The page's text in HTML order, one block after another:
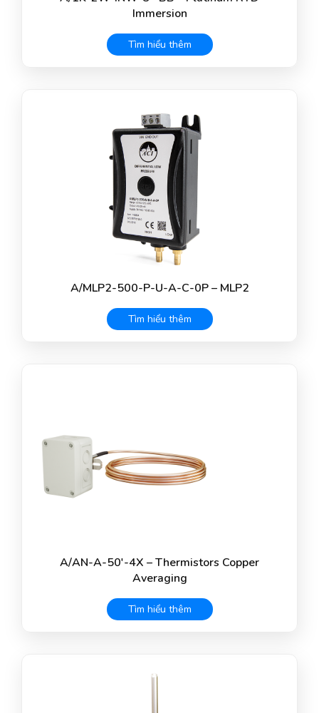
Immersion
Tìm hiểu thêm
A/MLP2-500-P-U-A-C-0P – MLP2
Tìm hiểu thêm
A/AN-A-50′-4X – Thermistors Copper
Averaging
Tìm hiểu thêm